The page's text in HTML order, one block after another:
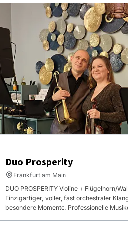
Duo Prosperity
Frankfurt am Main
DUO PROSPERITY Violine + Flügelhorn/
Einzigartiger, voller, fast orchestraler
besondere Momente. Professionelle